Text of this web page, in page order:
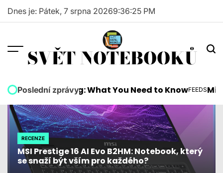
Skip
Dnes je: Pátek, 7 srpna 20269:36:26 PM
SVĚT NOTEBOOKŮ
Poslední zprávy
Are Coming: What You Need to KnowPOSTED
FEEDSMicrosoft
POSTED
IN
RECENZE
MSI Prestige 16 AI Evo B2HM: Notebook, který
se snaží být vším pro každého?